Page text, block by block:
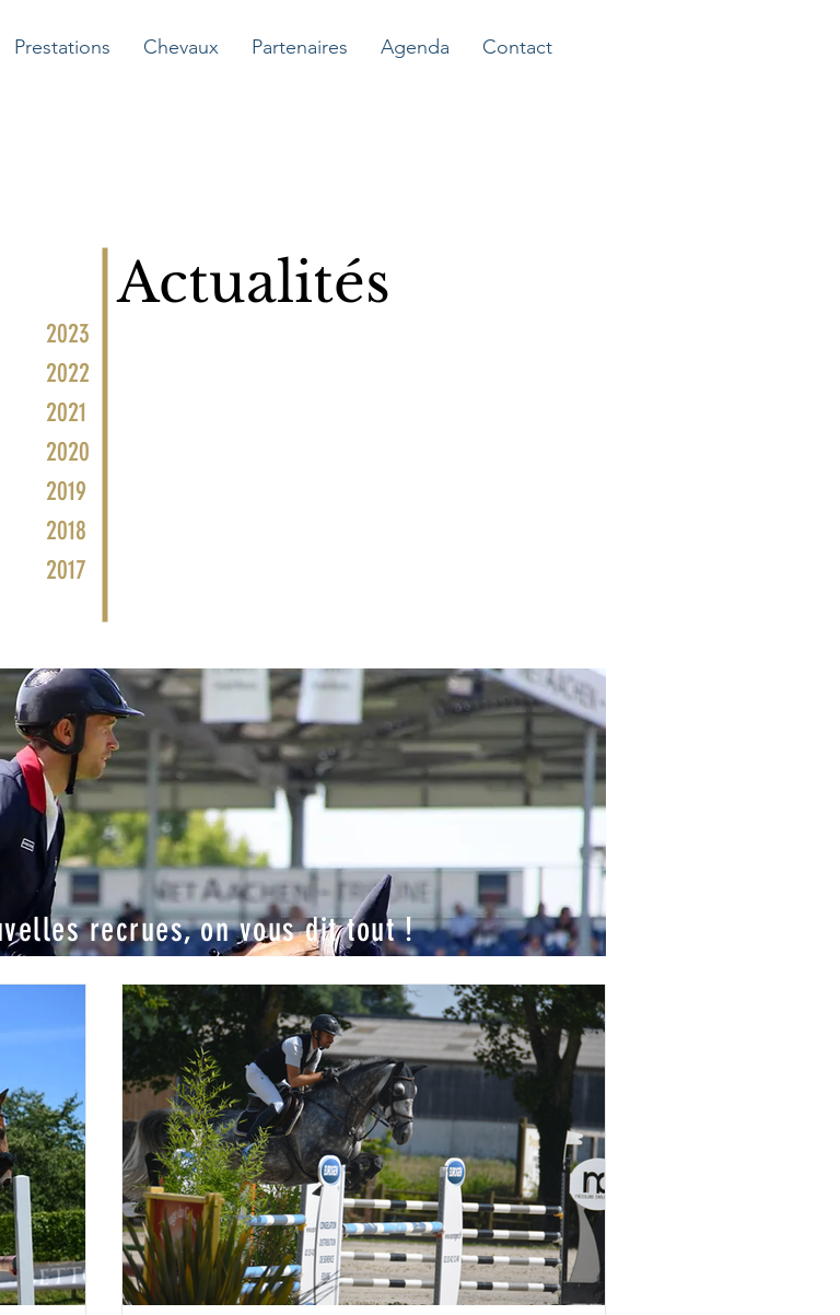
Prestations Chevaux Partenaires Agenda Contact
Actualités
2023
2022
2021
2020
2019
2018
2017
recrues, on vous dit tout !